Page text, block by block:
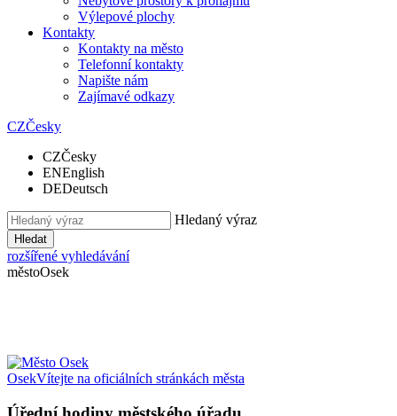
Výlepové plochy
Kontakty
Kontakty na město
Telefonní kontakty
Napište nám
Zajímavé odkazy
CZČesky
CZČesky
ENEnglish
DEDeutsch
Hledaný výraz
Hledat
rozšířené vyhledávání
městoOsek
OsekVítejte na oficiálních stránkách města